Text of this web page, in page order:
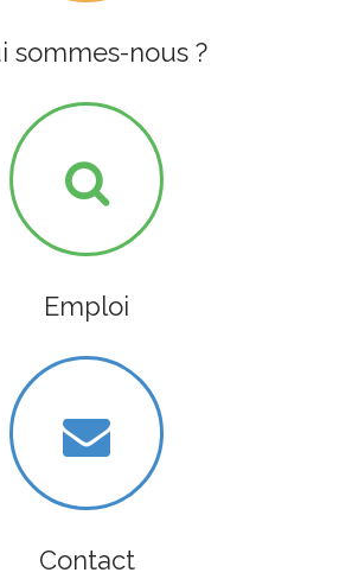
sommes-nous ?
Emploi
Contact